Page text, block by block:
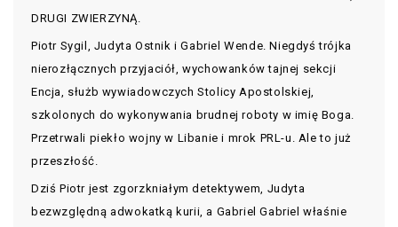
DRUGI ZWIERZYNĄ.
Piotr Sygil, Judyta Ostnik i Gabriel Wende. Niegdyś trójka
nierozłącznych przyjaciół, wychowanków tajnej sekcji
Encja, służb wywiadowczych Stolicy Apostolskiej,
szkolonych do wykonywania brudnej roboty w imię Boga.
Przetrwali piekło wojny w Libanie i mrok PRL-u. Ale to już
przeszłość.
Dziś Piotr jest zgorzkniałym detektywem, Judyta
bezwzględną adwokatką kurii, a Gabriel Gabriel właśnie